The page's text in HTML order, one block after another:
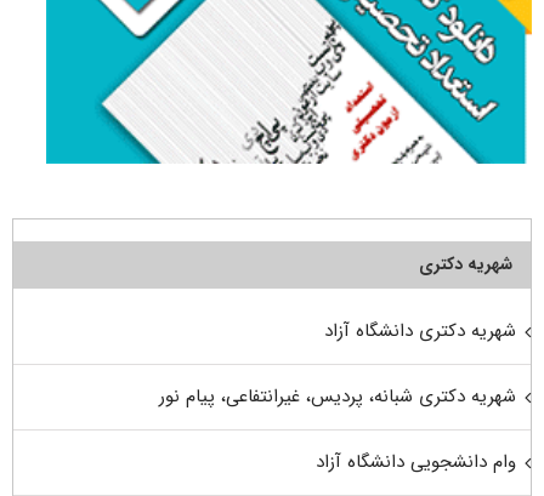
شهریه دکتری
شهریه دکتری دانشگاه آزاد
شهریه دکتری شبانه، پردیس، غیرانتفاعی، پیام نور
وام دانشجویی دانشگاه آزاد